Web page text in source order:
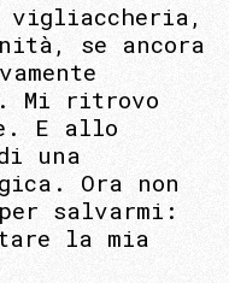
vigliaccheria,
se ancora
Mi ritrovo
E allo
una
Ora non
salvarmi:
la mia